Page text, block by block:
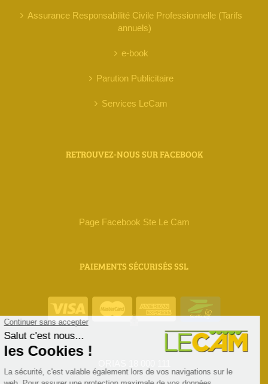
Assurance Responsabilité Civile Professionnelle (Tarifs
annuels)
e-book
Parution Publicitaire
Services LeCam
RETROUVEZ-NOUS SUR FACEBOOK
Page Facebook Ste Le Cam
PAIEMENTS SÉCURISÉS SSL